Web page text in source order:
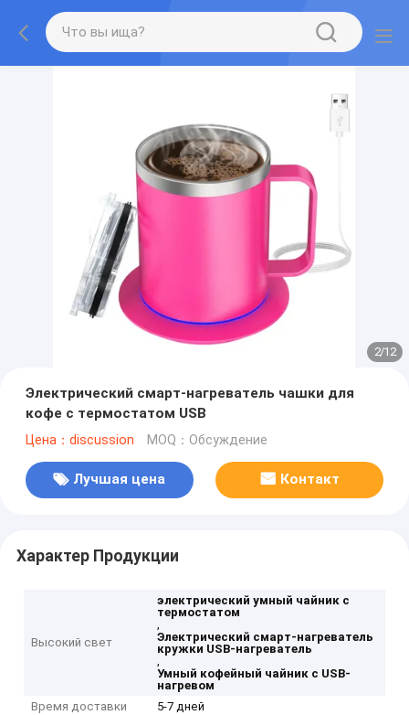
2/12
Электрический смарт-нагреватель чашки для
кофе с термостатом USB
Цена：discussion MOQ：Обсуждение
Лучшая цена Контакт
Характер Продукции
Высокий свет
электрический умный чайник с
термостатом
,
Электрический смарт-нагреватель
кружки USB-нагреватель
,
Умный кофейный чайник с USB-
нагревом
Время доставки
5-7 дней